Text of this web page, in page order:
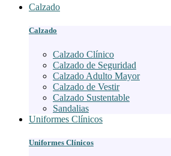
Calzado
Calzado
Calzado Clínico
Calzado de Seguridad
Calzado Adulto Mayor
Calzado de Vestir
Calzado Sustentable
Sandalias
Uniformes Clínicos
Uniformes Clínicos